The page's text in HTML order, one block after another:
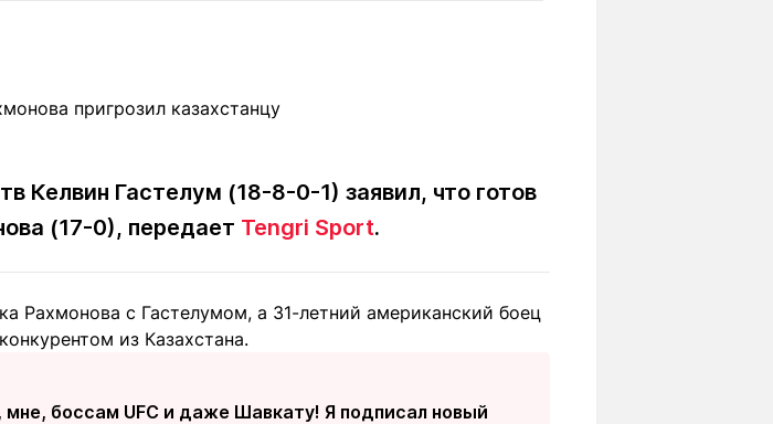
Спецпроекты
Келвин Гастелум (18-8-0-1) заявил, что готов
(17-0), передает Tengri Sport.
Рахмонова с Гастелумом, а 31-летний американский боец
из Казахстана.
боссам UFC и даже Шавкату! Я подписал новый